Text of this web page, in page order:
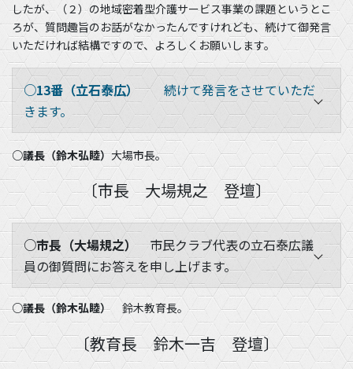
したが、（２）の地域密着型介護サービス事業の課題というとこ
ろが、質問趣旨のお話がなかったんですけれども、続けて御発言
いただければ結構ですので、よろしくお願いします。
○13番（立石泰広）続けて発言をさせていただ
きます。
○議長（鈴木弘睦）大場市長。
〔市長 大場規之 登壇〕
○市長（大場規之）市民クラブ代表の立石泰広議
員の御質問にお答えを申し上げます。
○議長（鈴木弘睦） 鈴木教育長。
〔教育長 鈴木一吉 登壇〕